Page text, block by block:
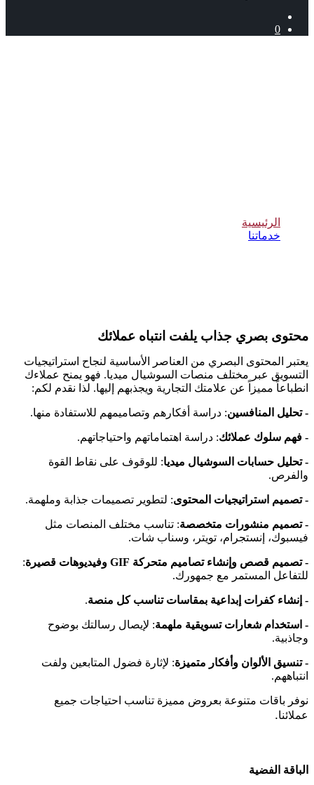
0
الرئيسية
خدماتنا
محتوى بصري جذاب يلفت انتباه عملائك
يعتبر المحتوى البصري من العناصر الأساسية لنجاح استراتيجيات
التسويق عبر مختلف منصات السوشيال ميديا. فهو يمنح عملاءك
انطباعاً مميزاً عن علامتك التجارية ويجذبهم إليها. لذا نقدم لكم:
- تحليل المنافسين: دراسة أفكارهم وتصاميمهم للاستفادة منها.
- فهم سلوك عملائك: دراسة اهتماماتهم واحتياجاتهم.
- تحليل حسابات السوشيال ميديا: للوقوف على نقاط القوة
والفرص.
- تصميم استراتيجيات المحتوى: لتطوير تصميمات جذابة وملهمة.
- تصميم منشورات متخصصة: تناسب مختلف المنصات مثل
فيسبوك، إنستجرام، تويتر، وسناب شات.
- تصميم قصص وإنشاء تصاميم متحركة وفيديوهات قصيرة:
للتفاعل المستمر مع جمهورك.
- إنشاء كفرات إبداعية بمقاسات تناسب كل منصة.
- استخدام شعارات تسويقية ملهمة: لإيصال رسالتك بوضوح
وجاذبية.
- تنسيق الألوان وأفكار متميزة: لإثارة فضول المتابعين ولفت
انتباههم.
نوفر باقات متنوعة بعروض مميزة تناسب احتياجات جميع
عملائنا.
الباقة الفضية